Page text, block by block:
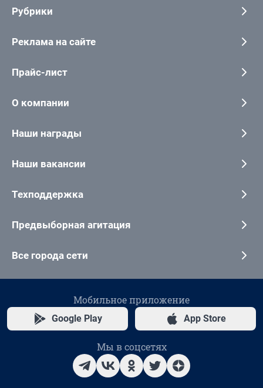
Рубрики
Реклама на сайте
Прайс-лист
О компании
Наши награды
Наши вакансии
Техподдержка
Предвыборная агитация
Все города сети
Мобильное приложение
Google Play App Store
Мы в соцсетях